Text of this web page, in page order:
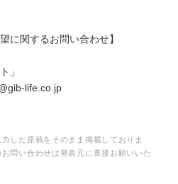
に関するお問い合わせ】
」
life.co.jp
した原稿をそのまま掲載しておりま
問い合わせは発表元に直接お願いいた